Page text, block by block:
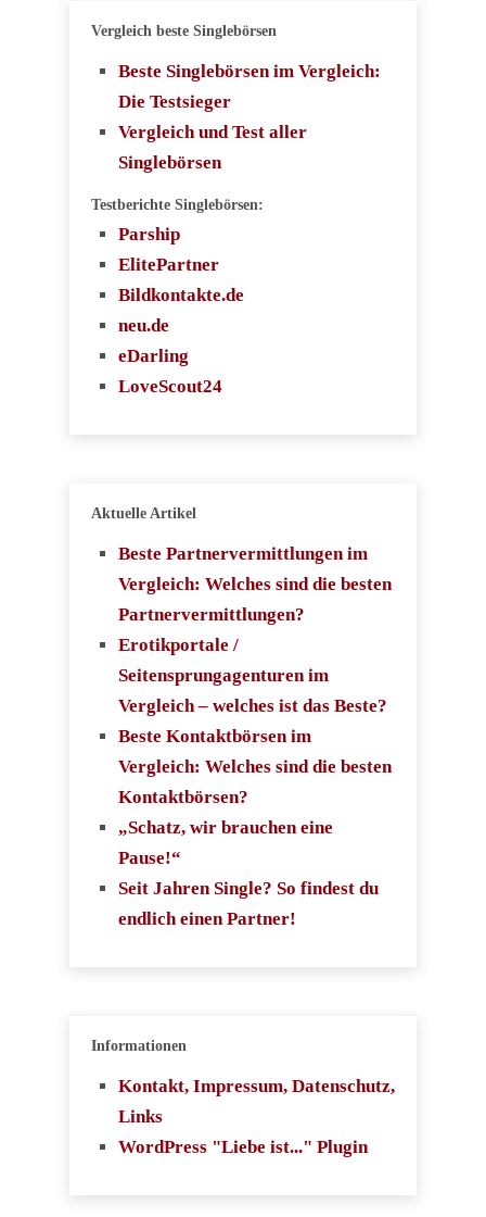
Vergleich beste Singlebörsen
Beste Singlebörsen im Vergleich:
Die Testsieger
Vergleich und Test aller
Singlebörsen
Testberichte Singlebörsen:
Parship
ElitePartner
Bildkontakte.de
neu.de
eDarling
LoveScout24
Aktuelle Artikel
Beste Partnervermittlungen im
Vergleich: Welches sind die besten
Partnervermittlungen?
Erotikportale /
Seitensprungagenturen im
Vergleich – welches ist das Beste?
Beste Kontaktbörsen im
Vergleich: Welches sind die besten
Kontaktbörsen?
„Schatz, wir brauchen eine
Pause!“
Seit Jahren Single? So findest du
endlich einen Partner!
Informationen
Kontakt, Impressum, Datenschutz,
Links
WordPress "Liebe ist..." Plugin